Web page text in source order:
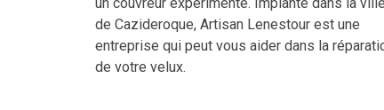
de Cazideroque, Artisan Lenestour est une
entreprise qui peut vous aider dans la
de votre velux.